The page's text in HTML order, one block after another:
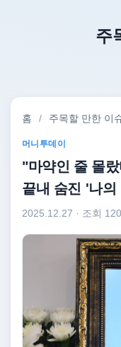
주
홈 / 주목할 만한 이
머니투데이
"마약인 줄 몰
끝내 숨진 '나
2025.12.27 · 조회 120